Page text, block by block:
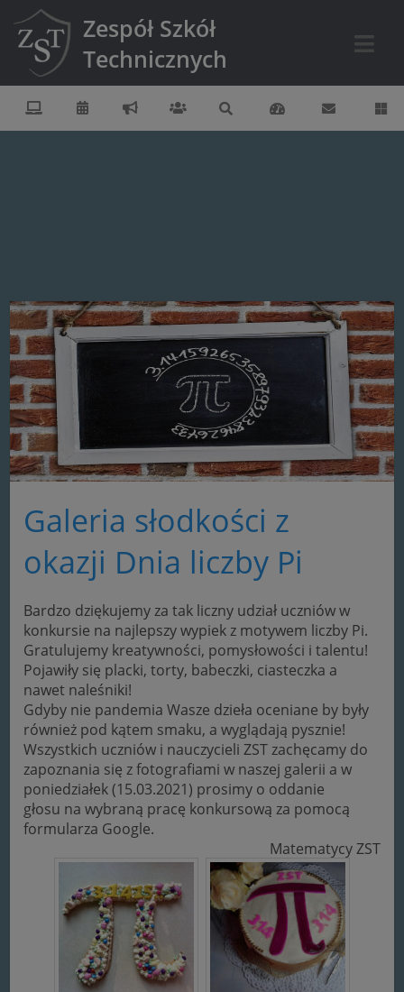
Zespół Szkół
Technicznych
Galeria słodkości z
okazji Dnia liczby Pi
Bardzo dziękujemy za tak liczny udział uczniów w
konkursie na najlepszy wypiek z motywem liczby Pi.
Gratulujemy kreatywności, pomysłowości i talentu!
Pojawiły się placki, torty, babeczki, ciasteczka a
nawet naleśniki!
Gdyby nie pandemia Wasze dzieła oceniane by były
również pod kątem smaku, a wyglądają pysznie!
Wszystkich uczniów i nauczycieli ZST zachęcamy do
zapoznania się z fotografiami w naszej galerii a w
poniedziałek (15.03.2021) prosimy o oddanie
głosu na wybraną pracę konkursową za pomocą
formularza Google.
Matematycy ZST